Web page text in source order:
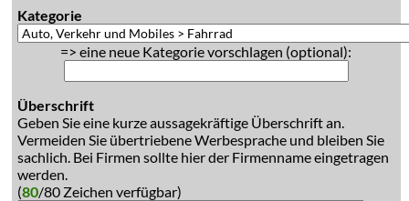
Kategorie
=> eine neue Kategorie vorschlagen (optional):
Überschrift
Geben Sie eine kurze aussagekräftige Überschrift an.
Vermeiden Sie übertriebene Werbesprache und bleiben Sie
sachlich. Bei Firmen sollte hier der Firmenname eingetragen
werden.
(80/80 Zeichen verfügbar)